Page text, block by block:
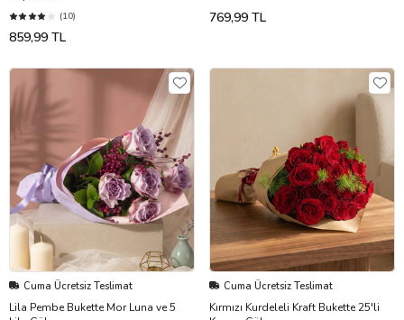
(10)
859,99 TL
769,99 TL
Cuma Ücretsiz Teslimat
Lila Pembe Bukette Mor Luna ve 5
Cuma Ücretsiz Teslimat
Kırmızı Kurdeleli Kraft Bukette 25'li